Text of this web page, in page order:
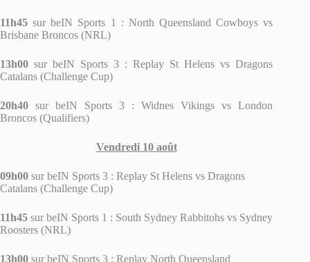
11h45 sur beIN Sports 1 : North Queensland Cowboys vs
Brisbane Broncos (NRL)
13h00 sur beIN Sports 3 : Replay St Helens vs Dragons
Catalans (Challenge Cup)
20h40 sur beIN Sports 3 : Widnes Vikings vs London
Broncos (Qualifiers)
Vendredi 10 août
09h00 sur beIN Sports 3 : Replay St Helens vs Dragons
Catalans (Challenge Cup)
11h45 sur beIN Sports 1 : South Sydney Rabbitohs vs Sydney
Roosters (NRL)
13h00 sur beIN Sports 3 : Replay North Queensland